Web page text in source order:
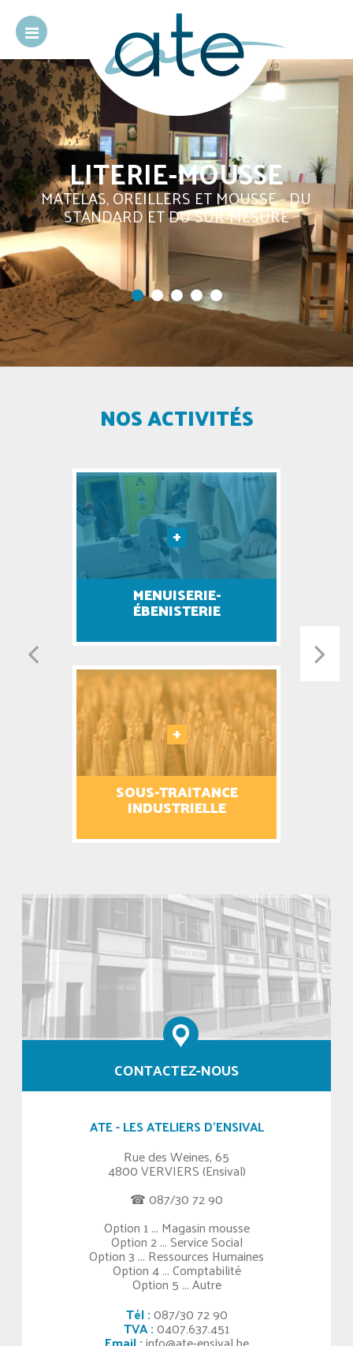
LITERIE-MOUSSE
MATELAS, OREILLERS ET MOUSSE - DU
STANDARD ET DU SUR-MESURE
NOS ACTIVITÉS
MENUISERIE-
ÉBENISTERIE
SOUS-TRAITANCE
INDUSTRIELLE
CONTACTEZ-NOUS
ATE - LES ATELIERS D'ENSIVAL
Rue des Weines, 65
4800 VERVIERS (Ensival)
☎ 087/30 72 90
Option 1 ... Magasin mousse
Option 2 ... Service Social
Option 3 ... Ressources Humaines
Option 4 ... Comptabilité
Option 5 ... Autre
Tél :087/30 72 90
TVA :0407.637.451